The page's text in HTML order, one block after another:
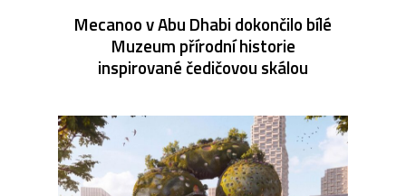
Mecanoo v Abu Dhabi dokončilo bílé
Muzeum přírodní historie
inspirované čedičovou skálou